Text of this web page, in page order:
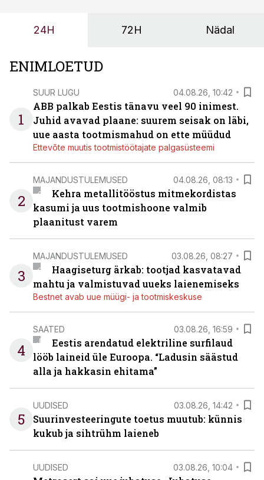
24H 72H Nädal
ENIMLOETUD
1
SUUR LUGU 04.08.26, 10:42
ABB palkab Eestis tänavu veel 90 inimest.
Juhid avavad plaane: suurem seisak on läbi,
uue aasta tootmismahud on ette müüdud
Ettevõte muutis tootmistöötajate palgasüsteemi
2
MAJANDUSTULEMUSED 04.08.26, 08:13
Kehra metallitööstus mitmekordistas
kasumi ja uus tootmishoone valmib
plaanitust varem
3
MAJANDUSTULEMUSED 03.08.26, 08:27
Haagiseturg ärkab: tootjad kasvatavad
mahtu ja valmistuvad uueks laienemiseks
Bestnet avab uue müügi- ja tootmiskeskuse
4
SAATED 03.08.26, 16:59
Eestis arendatud elektriline surfilaud
lööb laineid üle Euroopa. “Ladusin säästud
alla ja hakkasin ehitama”
5
UUDISED 03.08.26, 14:42
Suurinvesteeringute toetus muutub: künnis
kukub ja sihtrühm laieneb
UUDISED 03.08.26, 10:04